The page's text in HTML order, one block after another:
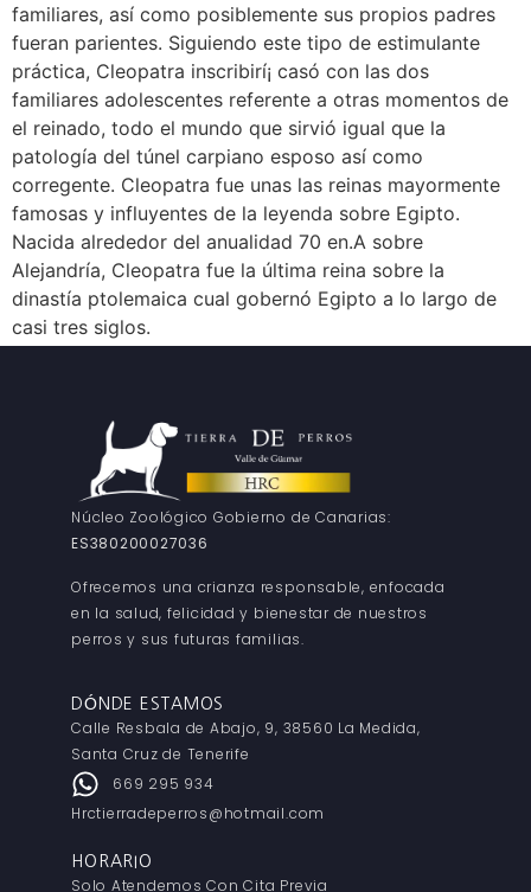
familiares, así­ como posiblemente sus propios padres
fueran parientes. Siguiendo este tipo de estimulante
práctica, Cleopatra inscribirí¡ casó con las dos
familiares adolescentes referente a otras momentos de
el reinado, todo el mundo que sirvió igual que la
patologí­a del túnel carpiano esposo así­ como
corregente. Cleopatra fue unas las reinas mayormente
famosas y influyentes de la leyenda sobre Egipto.
Nacida alrededor del anualidad 70 en.A sobre
Alejandría, Cleopatra fue la última reina sobre la
dinastía ptolemaica cual gobernó Egipto a lo largo de
casi tres siglos.
Núcleo Zoológico Gobierno de Canarias:
ES380200027036
Ofrecemos una crianza responsable, enfocada
en la salud, felicidad y bienestar de nuestros
perros y sus futuras familias.
DÓNDE ESTAMOS
Calle Resbala de Abajo, 9, 38560 La Medida,
Santa Cruz de Tenerife
669 295 934
Hrctierradeperros@hotmail.com
HORARIO
Solo Atendemos Con Cita Previa